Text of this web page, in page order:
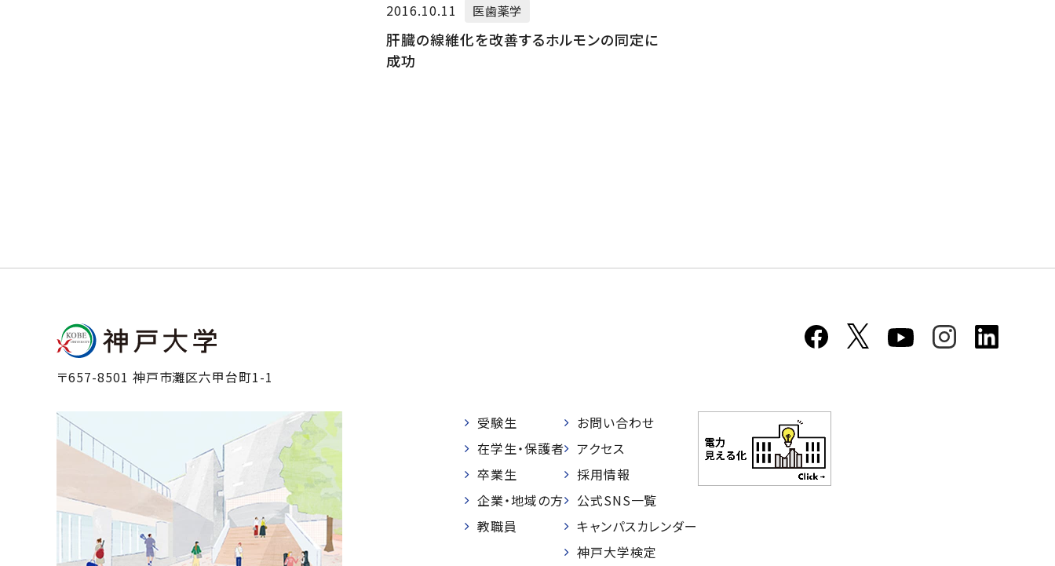
2016.10.11 医歯薬学
肝臓の線維化を改善するホルモンの同定に
成功
〒657-8501 神戸市灘区六甲台町1-1
受験生
在学生・保護者
卒業生
企業・地域の方
教職員
お問い合わせ
アクセス
採用情報
公式SNS一覧
キャンパスカレンダー
神戸大学検定